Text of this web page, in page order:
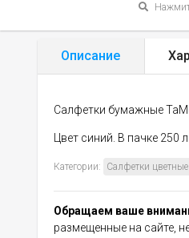
Описание
Салфетки бумажные
Цвет синий. В пачке 250
Категории: Салфетки
Обращаем ваше
размещенные на сайте,